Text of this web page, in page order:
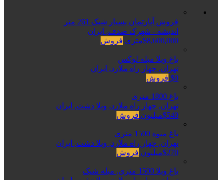
فروش آپارتمان بسیار شیک 261 متر
اندیشه - شهرک صدف, ایران
$8,600,000متری
فروش
باغ ویلا مبله لوکس
تهران, چهار راه ملارد, ایران
$0 فروش
باغ 1800 متری
تهران, چهار راه ملارد, ویلا دشت, ایران
$540میلیون
فروش
باغ میوه 1500 متری
تهران, چهار راه ملارد, ویلا دشت, ایران
$270میلیون
فروش
باغ ویلا 1500 متری, مبله شیک